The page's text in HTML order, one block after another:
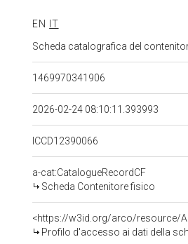
EN
IT
Scheda catalografica del
1469970341906
2026-02-24 08:10:11.393993
ICCD12390066
a-cat:CatalogueRecordCF
Scheda Contenitore fisico
<https://w3id.org/arco/resource/
Profilo d'accesso ai dati della